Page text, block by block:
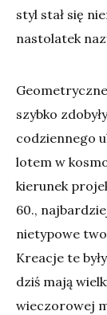
styl stał się
nastolatek
szybko
codziennego
lotem w
kierunek
60.,
nietypowe
Kreacje te
dziś mają
wieczorowej